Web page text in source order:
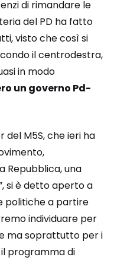
di rimandare le
del PD ha fatto
visto che così si
il centrodestra,
in modo
un governo Pd-
del M5S, che ieri ha
Repubblica, una
si è detto aperto a
politiche a partire
individuare per
ma soprattutto per i
programma di